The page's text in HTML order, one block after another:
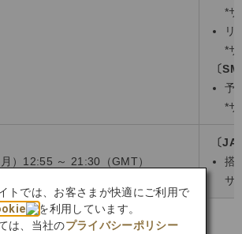
*
リ
*
〔
予
*
）12:55 ～ 21:30（GMT）
〔
搭
サ
トでは、お客さまが快適にご利用で
を利用しています。
は、当社のプライバシーポリシー